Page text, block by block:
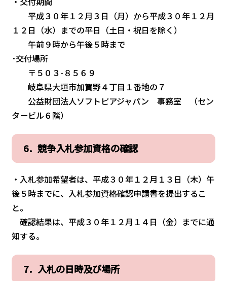
平成３０年１２月３日（月）から平成３０年１２月
１２日（水）までの平日（土日・祝日を除く）
午前９時から午後５時まで
･交付場所
〒５０３-８５６９
岐阜県大垣市加賀野４丁目１番地の７
公益財団法人ソフトピアジャパン 事務室 （セン
タービル６階）
6．競争入札参加資格の確認
・入札参加希望者は、平成３０年１２月１３日（木）午
後５時までに、入札参加資格確認申請書を提出するこ
と。
確認結果は、平成３０年１２月１４日（金）までに通
知する。
7．入札の日時及び場所